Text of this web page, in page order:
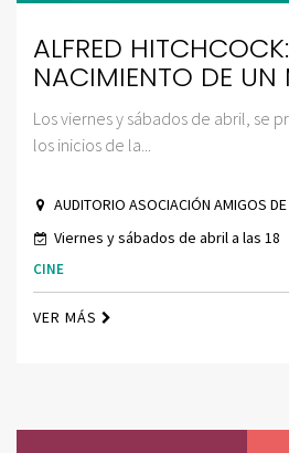
ALFRED
NACIMIENTO DE UN
Los viernes y sábados de abril, se
los inicios de la...
AUDITORIO ASOCIACIÓN AMIGOS
Viernes y sábados de abril a las 18
CINE
VER MÁS